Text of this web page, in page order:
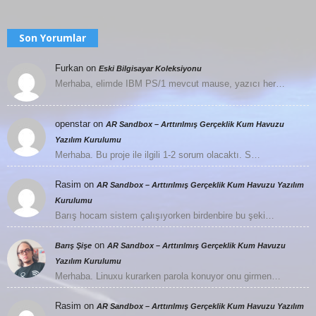
Son Yorumlar
Furkan on Eski Bilgisayar Koleksiyonu
Merhaba, elimde IBM PS/1 mevcut mause, yazıcı her…
openstar on AR Sandbox – Arttırılmış Gerçeklik Kum Havuzu
Yazılım Kurulumu
Merhaba. Bu proje ile ilgili 1-2 sorum olacaktı. S…
Rasim on AR Sandbox – Arttırılmış Gerçeklik Kum Havuzu Yazılım
Kurulumu
Barış hocam sistem çalışıyorken birdenbire bu şeki…
Barış Şişe on AR Sandbox – Arttırılmış Gerçeklik Kum Havuzu
Yazılım Kurulumu
Merhaba. Linuxu kurarken parola konuyor onu girmen…
Rasim on AR Sandbox – Arttırılmış Gerçeklik Kum Havuzu Yazılım